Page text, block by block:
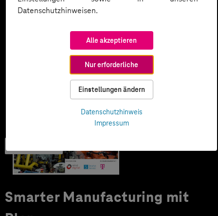
Datenschutzhinweisen.
Alle akzeptieren
Nur erforderliche
Einstellungen ändern
Datenschutzhinweis
Impressum
Smarter Manufacturing mit